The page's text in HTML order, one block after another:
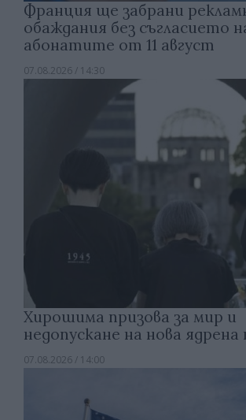
Франция ще забрани
обаждания без съгласието
абонатите от 11 август
07.08.2026 / 14:30
Хирошима призова за мир и
недопускане на нова
07.08.2026 / 14:00